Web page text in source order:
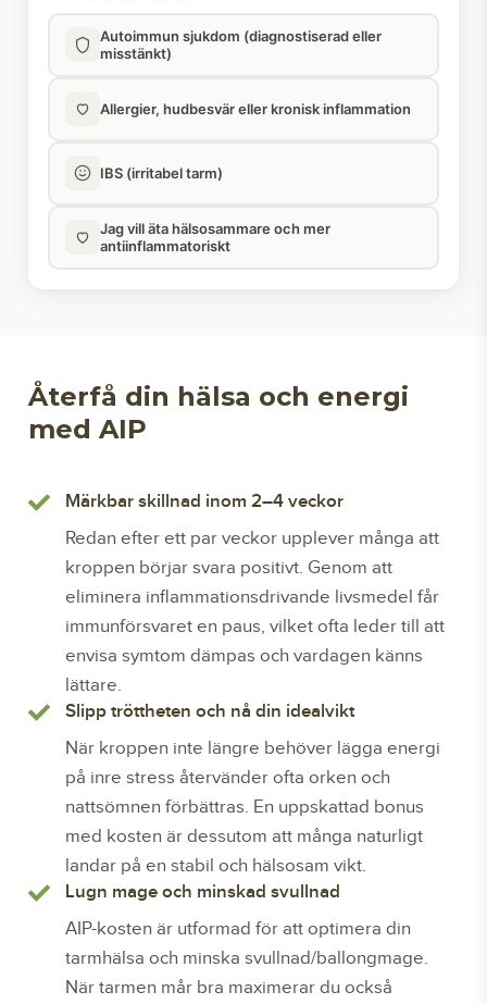
Autoimmun sjukdom (diagnostiserad eller
misstänkt)
Allergier, hudbesvär eller kronisk inflammation
IBS (irritabel tarm)
Jag vill äta hälsosammare och mer
antiinflammatoriskt
Återfå din hälsa och energi
med AIP
Märkbar skillnad inom 2–4 veckor
Redan efter ett par veckor upplever många att
kroppen börjar svara positivt. Genom att
eliminera inflammationsdrivande livsmedel får
immunförsvaret en paus, vilket ofta leder till att
envisa symtom dämpas och vardagen känns
lättare.
Slipp tröttheten och nå din idealvikt
När kroppen inte längre behöver lägga energi
på inre stress återvänder ofta orken och
nattsömnen förbättras. En uppskattad bonus
med kosten är dessutom att många naturligt
landar på en stabil och hälsosam vikt.
Lugn mage och minskad svullnad
AIP-kosten är utformad för att optimera din
tarmhälsa och minska svullnad/ballongmage.
När tarmen mår bra maximerar du också